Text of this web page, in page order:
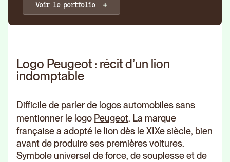
Voir le portfolio
Logo Peugeot : récit d’un lion
indomptable
Difficile de parler de logos automobiles sans
mentionner le logo Peugeot. La marque
française a adopté le lion dès le XIXe siècle, bien
avant de produire ses premières voitures.
Symbole universel de force, de souplesse et de